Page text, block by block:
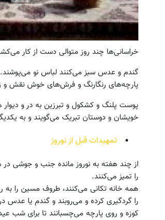
خراسانی‌ها چند روز متوالی دست از کار
گندم و عدس سبز می‌کنند لباس نو می‌پوشند.
پارچه‌های رنگارنگ و فرش‌های خوش نقش و
پوست پلنگ و کشکول و تبرزین به در و دیوار
خویشان و دوستان تبریک می‌گویند و به
تمهیدات قبل از نوروز
از چند هفته به نوروز مانده جنب و جوشی
را تمیز می‌کنند.
همه خانه تکانی می‌کنند، طروف مسین را به
را گردگیری کرده و می‌روبند و گندم یا
کوزه و روی پارچه می‌چسبانند تا برای شب